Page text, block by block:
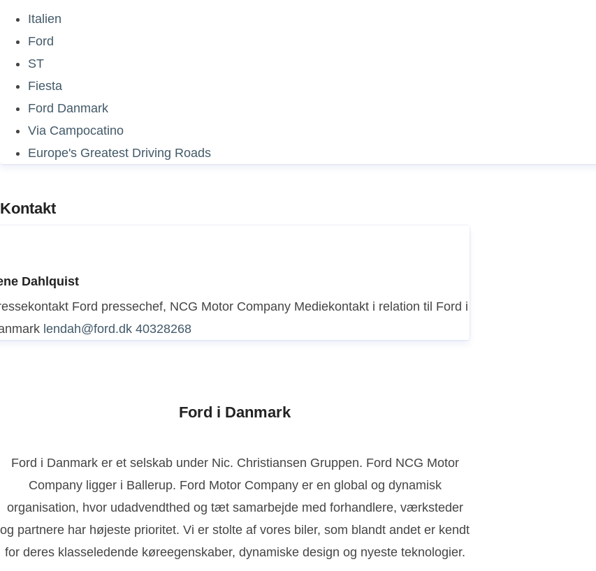
Italien
Ford
ST
Fiesta
Ford Danmark
Via Campocatino
Europe's Greatest Driving Roads
Kontakt
Dahlquist
Ford pressechef, NCG Motor Company Mediekontakt i relation til Ford i
lendah@ford.dk 40328268
Ford i Danmark
Ford i Danmark er et selskab under Nic. Christiansen Gruppen. Ford NCG Motor
Company ligger i Ballerup. Ford Motor Company er en global og dynamisk
organisation, hvor udadvendthed og tæt samarbejde med forhandlere, værksteder
og partnere har højeste prioritet. Vi er stolte af vores biler, som blandt andet er kendt
for deres klasseledende køreegenskaber, dynamiske design og nyeste teknologier.